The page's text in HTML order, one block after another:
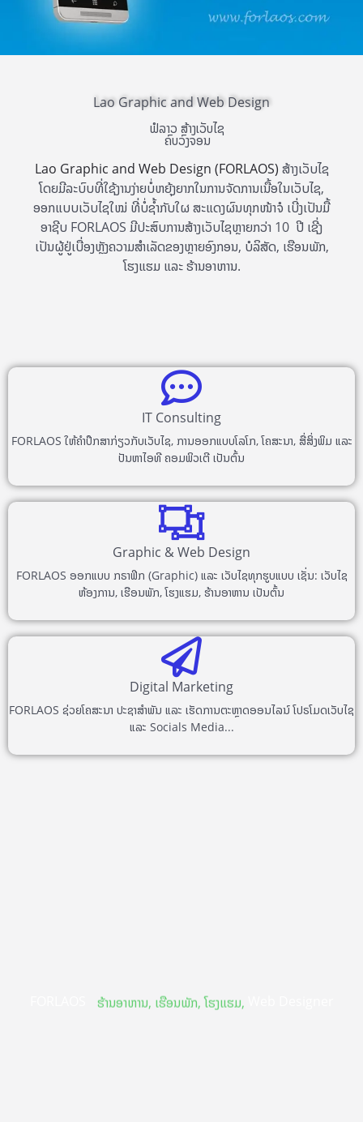
Lao Graphic and Web Design
ຟໍລາວ ສ້າງເວັບໄຊ
ຄົບວົງຈອນ
Lao Graphic and Web Design (FORLAOS) ສ້າງເວັບໄຊ
ໂດຍມີລະບົບທີ່ໃຊ້ງານງ່າຍບໍ່ຫຍຸ້ງຍາກໃນການຈັດການເນື້ອໃນເວັບໄຊ,
ອອກແບບເວັບໄຊໃໝ່ ທີ່ບໍ່ຊ້ຳກັບໃຜ ສະແດງຜົນທຸກໜ້າຈໍ ເບີ່ງເປັນມື້
ອາຊີບ FORLAOS ມີປະສົບການສ້າງເວັບໄຊຫຼາຍກວ່າ 10 ປີ ເຊີ່ງ
ເປັນຜູ້ຢູ່ເບື່ອງຫຼັງຄວາມສຳເລັດຂອງຫຼາຍອົງກອນ, ບໍລິສັດ, ເຮືອນພັກ,
ໂຮງແຮມ ແລະ ຮ້ານອາຫານ.
IT Consulting
FORLAOS ໃຫ້ຄຳປຶກສາກ່ຽວກັບເວັບໄຊ, ການອອກແບບໂລໂກ, ໂຄສະນາ, ສື່ສິ່ງພິມ ແລະ
ປັນຫາໄອທີ ຄອມພິວເຕີ ເປັນຕົ້ນ
Graphic & Web Design
FORLAOS ອອກແບບ ກຣາຟິກ (Graphic) ແລະ ເວັບໄຊທຸກຮູບແບບ ເຊັ່ນ: ເວັບໄຊ
ຫ້ອງການ, ເຮືອນພັກ, ໂຮງແຮມ, ຮ້ານອາຫານ ເປັນຕົ້ນ
Digital Marketing
FORLAOS ຊ່ວຍໂຄສະນາ ປະຊາສຳພັນ ແລະ ເຮັດການຕະຫຼາດອອນໄລນ໌ ໂປຣໂມດເວັບໄຊ
ແລະ Socials Media...
ຮ້ານອາຫານ, ເຮືອນພັກ, ໂຮງແຮມ,